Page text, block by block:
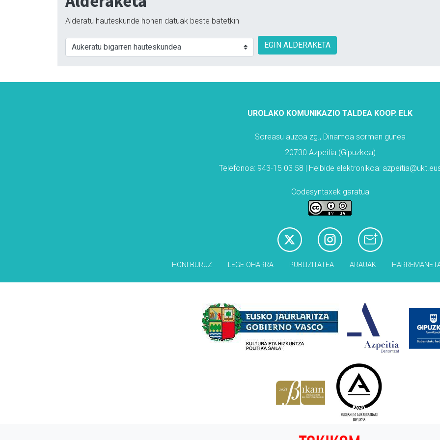
Alderatu hauteskunde honen datuak beste batetkin
EGIN ALDERAKETA
UROLAKO KOMUNIKAZIO TALDEA KOOP. ELK
Soreasu auzoa zg., Dinamoa sormen gunea
20730 Azpeitia (Gipuzkoa)
Telefonoa: 943-15 03 58 | Helbide elektronikoa:
Codesyntaxek garatua
HONI BURUZ LEGE OHARRA PUBLIZITATEA ARAUAK